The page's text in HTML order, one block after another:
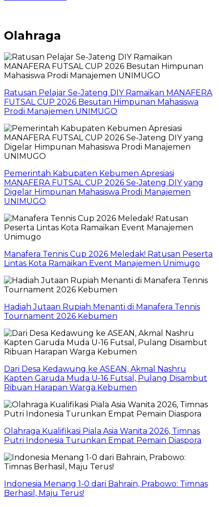
Olahraga
Ratusan Pelajar Se-Jateng DIY Ramaikan MANAFERA
FUTSAL CUP 2026 Besutan Himpunan Mahasiswa
Prodi Manajemen UNIMUGO
Pemerintah Kabupaten Kebumen Apresiasi
MANAFERA FUTSAL CUP 2026 Se-Jateng DIY yang
Digelar Himpunan Mahasiswa Prodi Manajemen
UNIMUGO
Manafera Tennis Cup 2026 Meledak! Ratusan Peserta
Lintas Kota Ramaikan Event Manajemen Unimugo
Hadiah Jutaan Rupiah Menanti di Manafera Tennis
Tournament 2026 Kebumen
Dari Desa Kedawung ke ASEAN, Akmal Nashru
Kapten Garuda Muda U-16 Futsal, Pulang Disambut
Ribuan Harapan Warga Kebumen
Olahraga Kualifikasi Piala Asia Wanita 2026, Timnas
Putri Indonesia Turunkan Empat Pemain Diaspora
Indonesia Menang 1-0 dari Bahrain, Prabowo: Timnas
Berhasil, Maju Terus!